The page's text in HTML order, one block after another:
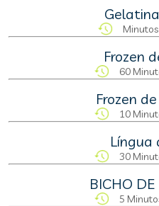
Minutos
Frozen
60
Frozen
10
Língua
30
BICHO
5